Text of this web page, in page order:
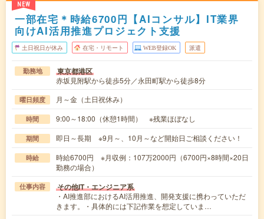
NEW
一部在宅＊時給6700円【AIコンサル】IT業界
向けAI活用推進プロジェクト支援
土日祝日が休み 在宅・リモート WEB登録OK 派遣
勤務地 東京都港区
赤坂見附駅から徒歩5分／永田町駅から徒歩8分
曜日頻度 月～金（土日祝休み）
時間 9:00～18:00（休憩1時間） ※残業ほぼなし
期間 即日～長期 ※9月～、10月～など開始日ご相談ください！
時給
時給6700円 ※月収例：107万2000円（6700円×8時間×20日
勤務の場合）
仕事内容 その他IT・エンジニア系
・AI推進部におけるAI活用推進、開発支援に携わっていただ
きます。・具体的には下記作業を想定していま…